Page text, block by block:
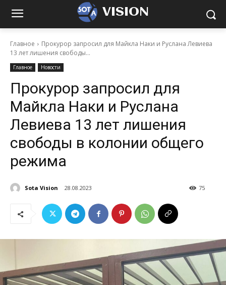
VISION
Главное
Прокурор запросил для Майкла Наки и Руслана Левиева
13 лет лишения свободы...
Главное Новости
Прокурор запросил для
Майкла Наки и Руслана
Левиева 13 лет лишения
свободы в колонии общего
режима
Sota Vision 28.08.2023 75